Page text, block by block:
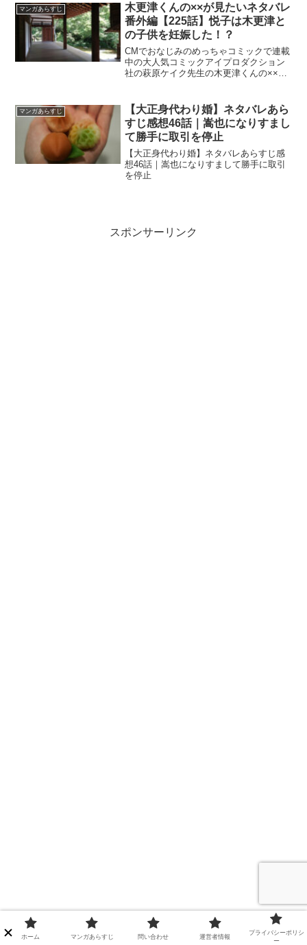
マンガあらすじ
木更津くんの××が見たいネタバレ
番外編【225話】悦子は木更津と
の子供を妊娠した！？
CMでおなじみのめっちゃコミックで連載
中の大人気コミックアイプロダクション
社の萩原ケイク先生の木更津くんの××が
マンガあらすじ
【大正身代わり婚】ネタバレあら
すじ感想46話｜嵩也になりすまし
て勝手に取引を停止
【大正身代わり婚】ネタバレあらすじ感
想46話｜嵩也になりすまして勝手に取引
を停止
スポンサーリンク
ホーム マンガあらすじ 問い合わせ 運営者情報
プライバシーポリシ
ー